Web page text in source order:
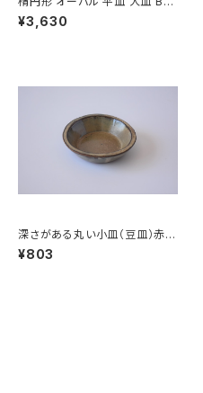
P089
¥3,630
深さがある丸い小皿（豆皿）赤土
×白鼠結晶釉
¥803